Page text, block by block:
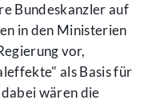
Bundeskanzler auf
in den Ministerien
vor,
als Basis für
wären die